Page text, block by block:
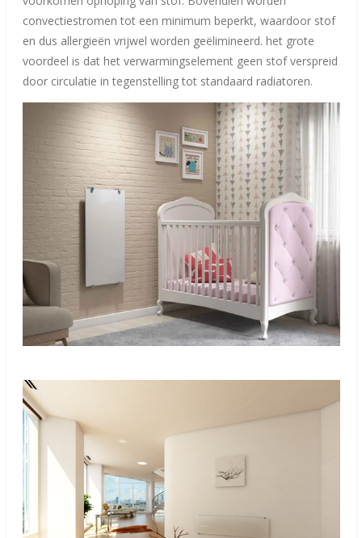
convectiestromen tot een minimum beperkt, waardoor stof
en dus allergieën vrijwel worden geëlimineerd. het grote
voordeel is dat het verwarmingselement geen stof verspreid
door circulatie in tegenstelling tot standaard radiatoren.